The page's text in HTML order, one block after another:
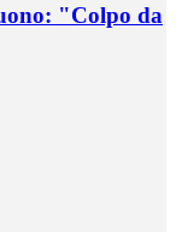
"Colpo da